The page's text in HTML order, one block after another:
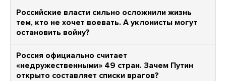
Российские власти сильно осложнили жизнь
тем, кто не хочет воевать. А уклонисты могут
остановить войну?
Россия официально считает
«недружественными» 49 стран. Зачем Путин
открыто составляет списки врагов?